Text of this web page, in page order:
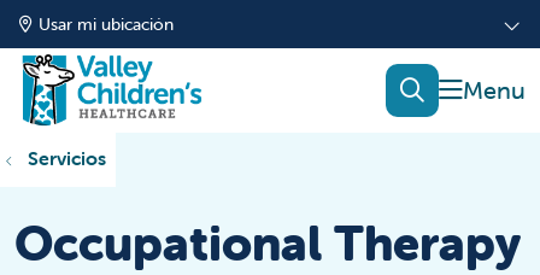
Usar mi ubicación
mostrar
buscar
Servicios
Occupational Therapy